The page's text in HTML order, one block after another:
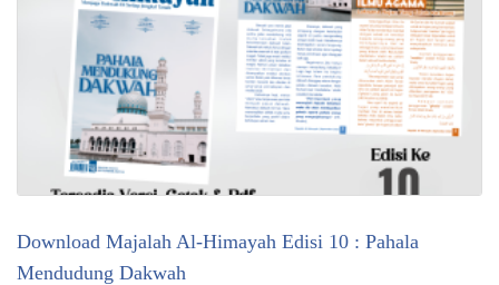
Download Majalah Al-Himayah Edisi 10 : Pahala
Mendudung Dakwah